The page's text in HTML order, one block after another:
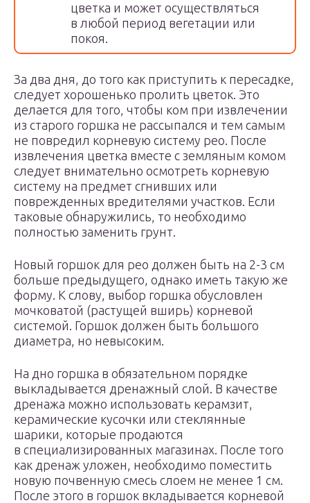
цветка и может осуществляться
в любой период вегетации или
покоя.
За два дня, до того как приступить к пересадке,
следует хорошенько пролить цветок. Это
делается для того, чтобы ком при извлечении
из старого горшка не рассыпался и тем самым
не повредил корневую систему рео. После
извлечения цветка вместе с земляным комом
следует внимательно осмотреть корневую
систему на предмет сгнивших или
поврежденных вредителями участков. Если
таковые обнаружились, то необходимо
полностью заменить грунт.
Новый горшок для рео должен быть на 2-3 см
больше предыдущего, однако иметь такую же
форму. К слову, выбор горшка обусловлен
мочковатой (растущей вширь) корневой
системой. Горшок должен быть большого
диаметра, но невысоким.
На дно горшка в обязательном порядке
выкладывается дренажный слой. В качестве
дренажа можно использовать керамзит,
керамические кусочки или стеклянные
шарики, которые продаются
в специализированных магазинах. После того
как дренаж уложен, необходимо поместить
новую почвенную смесь слоем не менее 1 см.
После этого в горшок вкладывается корневой